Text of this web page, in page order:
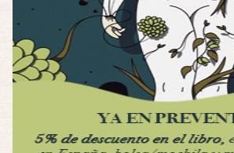
Se llama la posesión en castellano, está …
Obsession
Por: Mariano
Por: Chica Stark